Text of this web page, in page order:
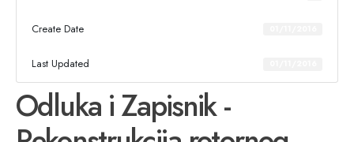
Create Date
Last Updated
Odluka i Zapisnik -